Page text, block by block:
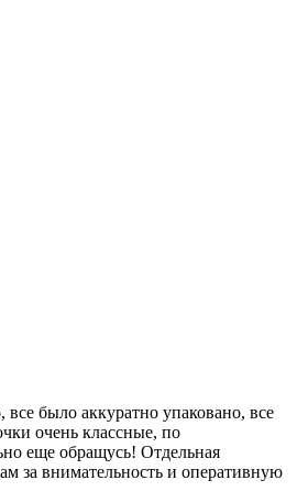
было аккуратно упаковано, все
очень классные, по
еще обращусь! Отдельная
за внимательность и оперативную